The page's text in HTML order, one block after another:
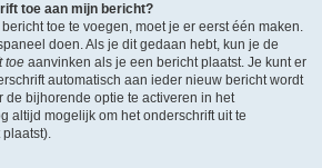
toe aan mijn bericht?
toe te voegen, moet je er eerst één maken.
doen. Als je dit gedaan hebt, kun je de
toe aanvinken als je een bericht plaatst. Je kunt er
automatisch aan ieder nieuw bericht wordt
de bijhorende optie te activeren in het
altijd mogelijk om het onderschrift uit te